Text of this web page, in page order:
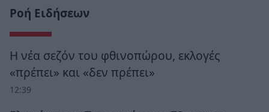
Ροή Ειδήσεων
Η νέα σεζόν του φθινοπώρου, εκλογές
«πρέπει» και «δεν πρέπει»
12:39